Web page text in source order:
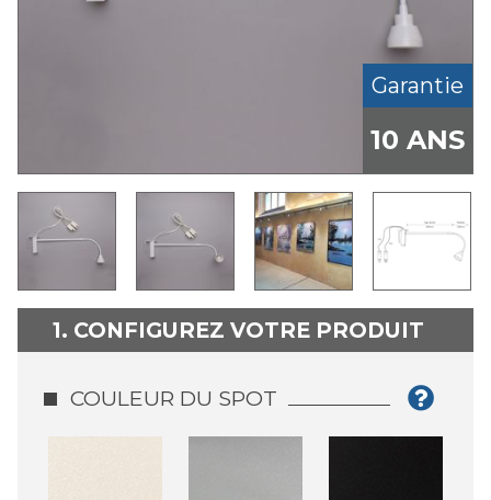
Garantie
10 ANS
1. CONFIGUREZ VOTRE PRODUIT
COULEUR DU SPOT